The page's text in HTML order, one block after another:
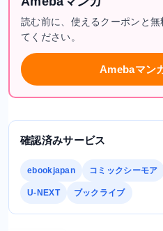
読む前に、使えるクーポンと
てください。
Amebaマン
確認済みサービス
ebookjapan コミックシーモア
U-NEXT ブックライブ